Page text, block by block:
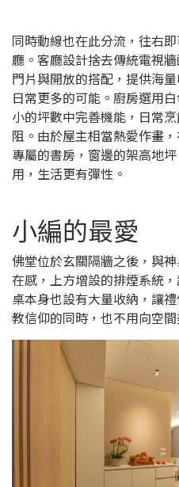
同時動線也在此分流，往右
廳。客廳設計捨去傳統電視
門片與開放的搭配，提供海
日常更多的可能。廚房選用
小的坪數中完善機能，日常
阻。由於屋主相當熱愛作畫
專屬的書房，窗邊的架高地
用，生活更有彈性。
小編的最愛
佛堂位於玄關隔牆之後，與
在感，上方增設的排煙系統
桌本身也設有大量收納，讓
教信仰的同時，也不用向空間